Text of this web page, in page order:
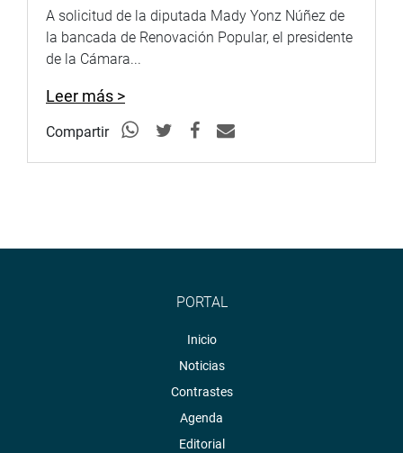
A solicitud de la diputada Mady Yonz Núñez de
la bancada de Renovación Popular, el presidente
de la Cámara...
Leer más >
Compartir
PORTAL
Inicio
Noticias
Contrastes
Agenda
Editorial